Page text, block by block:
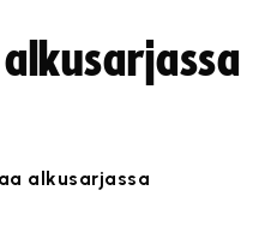
alkusarjassa